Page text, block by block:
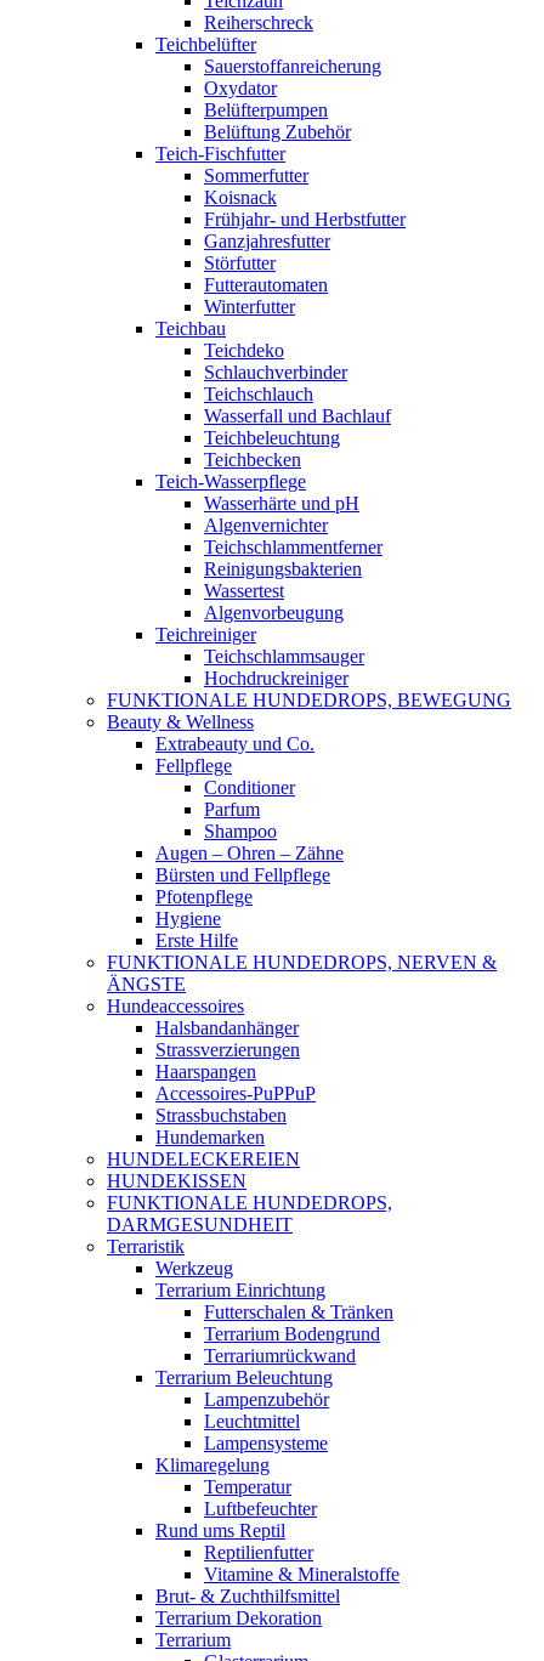
Reiherschreck
Teichbelüfter
Sauerstoffanreicherung
Oxydator
Belüfterpumpen
Belüftung Zubehör
Teich-Fischfutter
Sommerfutter
Koisnack
Frühjahr- und Herbstfutter
Ganzjahresfutter
Störfutter
Futterautomaten
Winterfutter
Teichbau
Teichdeko
Schlauchverbinder
Teichschlauch
Wasserfall und Bachlauf
Teichbeleuchtung
Teichbecken
Teich-Wasserpflege
Wasserhärte und pH
Algenvernichter
Teichschlammentferner
Reinigungsbakterien
Wassertest
Algenvorbeugung
Teichreiniger
Teichschlammsauger
Hochdruckreiniger
FUNKTIONALE HUNDEDROPS, BEWEGUNG
Beauty & Wellness
Extrabeauty und Co.
Fellpflege
Conditioner
Parfum
Shampoo
Augen – Ohren – Zähne
Bürsten und Fellpflege
Pfotenpflege
Hygiene
Erste Hilfe
FUNKTIONALE HUNDEDROPS, NERVEN &
ÄNGSTE
Hundeaccessoires
Halsbandanhänger
Strassverzierungen
Haarspangen
Accessoires-PuPPuP
Strassbuchstaben
Hundemarken
HUNDELECKEREIEN
HUNDEKISSEN
FUNKTIONALE HUNDEDROPS,
DARMGESUNDHEIT
Terraristik
Werkzeug
Terrarium Einrichtung
Futterschalen & Tränken
Terrarium Bodengrund
Terrariumrückwand
Terrarium Beleuchtung
Lampenzubehör
Leuchtmittel
Lampensysteme
Klimaregelung
Temperatur
Luftbefeuchter
Rund ums Reptil
Reptilienfutter
Vitamine & Mineralstoffe
Brut- & Zuchthilfsmittel
Terrarium Dekoration
Terrarium